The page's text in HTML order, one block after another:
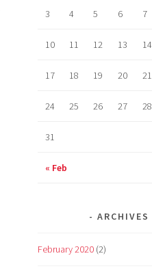
« Feb
3 4 5 6 7
10 11 12 13 14
17 18 19 20 21
24 25 26 27 28
31
ARCHIVES
February 2020 (2)